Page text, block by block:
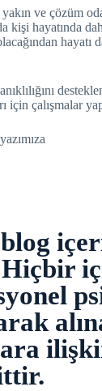
ve çözüm
kişi hayatında
hayatı
için çalışmalar